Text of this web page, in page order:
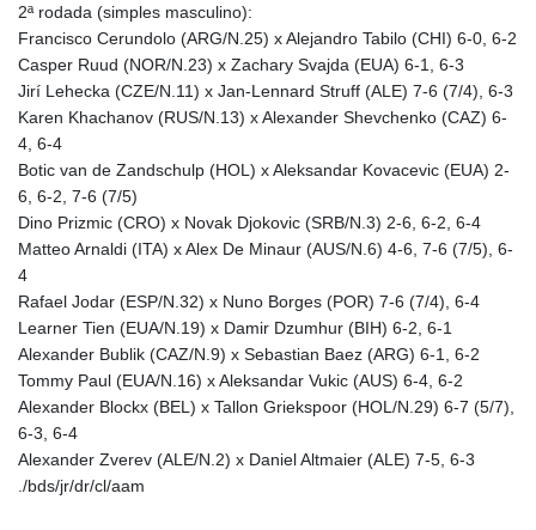
2ª rodada (simples masculino):
Francisco Cerundolo (ARG/N.25) x Alejandro Tabilo (CHI) 6-0, 6-2
Casper Ruud (NOR/N.23) x Zachary Svajda (EUA) 6-1, 6-3
Jirí Lehecka (CZE/N.11) x Jan-Lennard Struff (ALE) 7-6 (7/4), 6-3
Karen Khachanov (RUS/N.13) x Alexander Shevchenko (CAZ) 6-
4, 6-4
Botic van de Zandschulp (HOL) x Aleksandar Kovacevic (EUA) 2-
6, 6-2, 7-6 (7/5)
Dino Prizmic (CRO) x Novak Djokovic (SRB/N.3) 2-6, 6-2, 6-4
Matteo Arnaldi (ITA) x Alex De Minaur (AUS/N.6) 4-6, 7-6 (7/5), 6-
4
Rafael Jodar (ESP/N.32) x Nuno Borges (POR) 7-6 (7/4), 6-4
Learner Tien (EUA/N.19) x Damir Dzumhur (BIH) 6-2, 6-1
Alexander Bublik (CAZ/N.9) x Sebastian Baez (ARG) 6-1, 6-2
Tommy Paul (EUA/N.16) x Aleksandar Vukic (AUS) 6-4, 6-2
Alexander Blockx (BEL) x Tallon Griekspoor (HOL/N.29) 6-7 (5/7),
6-3, 6-4
Alexander Zverev (ALE/N.2) x Daniel Altmaier (ALE) 7-5, 6-3
./bds/jr/dr/cl/aam